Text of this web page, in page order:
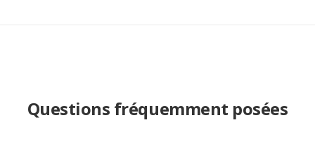
Questions fréquemment posées